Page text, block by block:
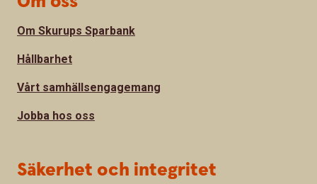
Om Skurups Sparbank
Hållbarhet
Vårt samhällsengagemang
Jobba hos oss
Säkerhet och integritet